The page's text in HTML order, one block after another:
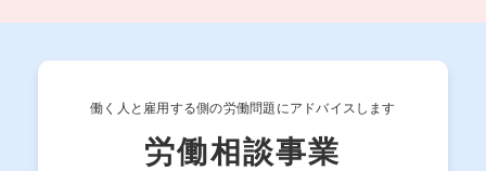
働く人と雇用する側の労働問題にアドバイスします
労働相談事業